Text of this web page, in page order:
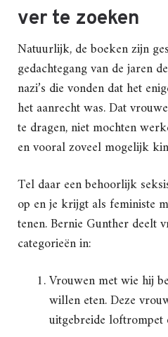
ver te zoeken
Natuurlijk, de boeken zijn
gedachtegang van de jaren
nazi’s die vonden dat het
het aanrecht was. Dat
te dragen, niet mochten
en vooral zoveel mogelijk
Tel daar een behoorlijk
op en je krijgt als feministe
tenen. Bernie Gunther deelt
categorieën in:
Vrouwen met wie hij
willen eten. Deze
uitgebreide loftrompet